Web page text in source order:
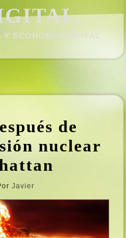
ECONOMÍ­A DIGITAL
de
nuclear
Javier